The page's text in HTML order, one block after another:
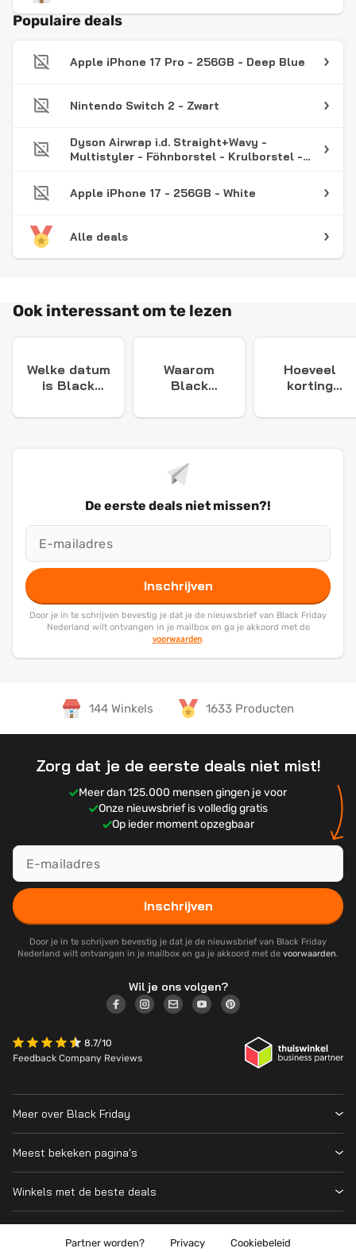
Populaire deals
Apple iPhone 17 Pro - 256GB - Deep Blue
Nintendo Switch 2 - Zwart
Dyson Airwrap i.d. Straight+Wavy -
Multistyler - Föhnborstel - Krulborstel -
Apple iPhone 17 - 256GB - White
Alle deals
Ook interessant om te lezen
Welke datum
is Black
Waarom
Black
Hoeveel
korting
Friday?
De eerste deals niet missen?!
Inschrijven
Door je in te schrijven bevestig je dat je de nieuwsbrief van Black Friday
Nederland wilt ontvangen in je mailbox en ga je akkoord met de
voorwaarden.
144 Winkels 1633 Producten
Zorg dat je de eerste deals niet mist!
Meer dan 125.000 mensen gingen je voor
Onze nieuwsbrief is volledig gratis
Op ieder moment opzegbaar
Inschrijven
Door je in te schrijven bevestig je dat je de nieuwsbrief van Black Friday
Nederland wilt ontvangen in je mailbox en ga je akkoord met de voorwaarden.
Wil je ons volgen?
8.7/10
Feedback Company Reviews
Meer over Black Friday
Wanneer is Black Friday?
Cyber Monday 2026
Over ons
Meest bekeken pagina's
Prijsvergelijker
Winkels met de beste deals
Partner worden? Privacy Cookiebeleid